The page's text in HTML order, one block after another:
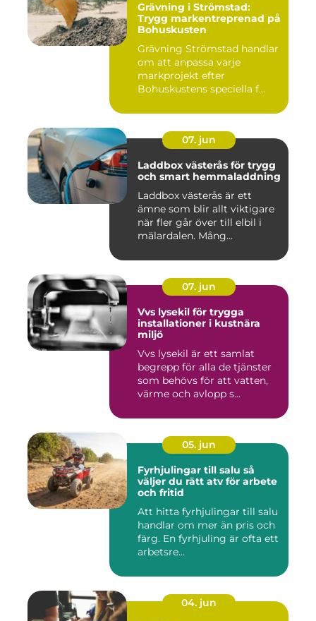
Grävning i Strömstad:
Trygg markentreprenad på
Bohuskusten
Grävning Strömstad handlar
om att anpassa varje
markprojekt efter
Bohuskustens speciella f...
07. jun
Laddbox västerås för trygg
och smart hemmaladdning
Laddbox västerås är ett
ämne som blir allt viktigare
när fler går över till elbil i
mälardalen. Mång...
07. jun
Vvs lysekil för trygga
installationer i kustnära
miljö
Vvs lysekil är ett samlat
begrepp för alla de tjänster
som behövs för att vatten,
värme och avlopp s...
05. jun
Fyrhjulingar till salu så
väljer du rätt atv för arbete
och fritid
Att hitta fyrhjulingar till salu
handlar om mer än pris och
färg. En fyrhjuling är ofta ett
arbetsre...
04. jun